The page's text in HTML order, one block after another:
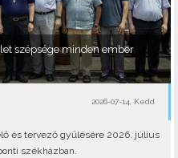
szépsége minden ember
2026-07-14, Kedd
és tervező gyűlésére 2026. július
székházban.